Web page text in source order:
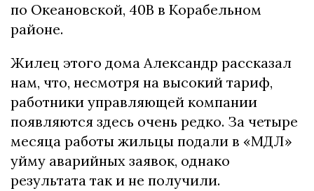
по Океановской, 40В в Корабельном
районе.
Жилец этого дома Александр рассказал
нам, что, несмотря на высокий тариф,
работники управляющей компании
появляются здесь очень редко. За четыре
месяца работы жильцы подали в «МДЛ»
уйму аварийных заявок, однако
результата так и не получили.